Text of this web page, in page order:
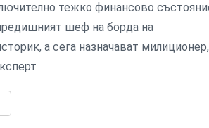
тежко финансово
шеф на борда на
а сега назначават милиционер,